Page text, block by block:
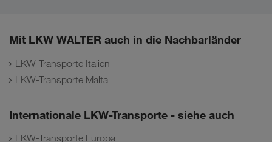
Mit LKW WALTER auch in die Nachbarländer
LKW-Transporte Italien
LKW-Transporte Malta
Internationale LKW-Transporte - siehe auch
LKW-Transporte Europa